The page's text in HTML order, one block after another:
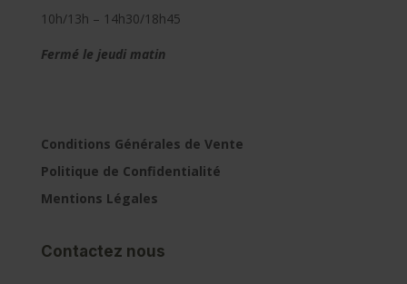
10h/13h – 14h30/18h45
Fermé le jeudi matin
Conditions Générales de Vente
Politique de Confidentialité
Mentions Légales
Contactez nous